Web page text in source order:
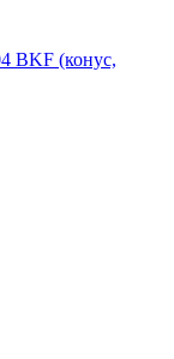
BKF (конус,